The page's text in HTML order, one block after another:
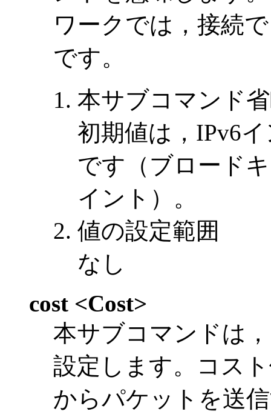
ワークでは，接続
です。
本サブコマンド
初期値は，IPv6
です（ブロード
イント）。
値の設定範囲
なし
cost <Cost>
本サブコマンドは
設定します。コス
からパケットを送